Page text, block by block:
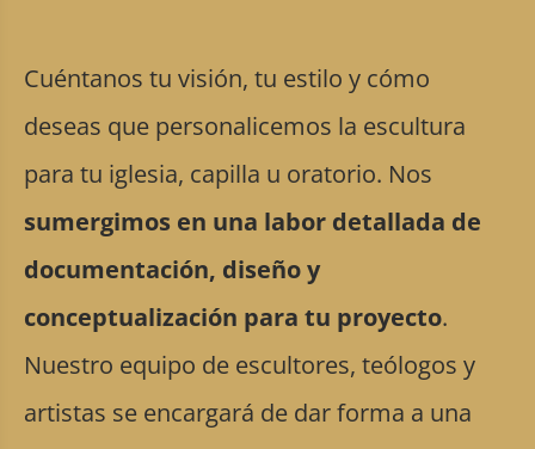
Cuéntanos tu visión, tu estilo y cómo
deseas que personalicemos la escultura
para tu iglesia, capilla u oratorio. Nos
sumergimos en una labor detallada de
documentación, diseño y
conceptualización para tu proyecto.
Nuestro equipo de escultores, teólogos y
artistas se encargará de dar forma a una